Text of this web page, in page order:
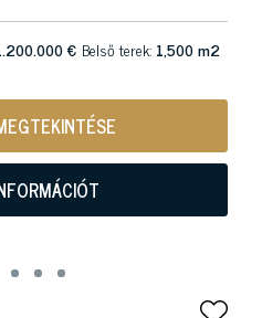
€ Belső terek: 1,500 m2